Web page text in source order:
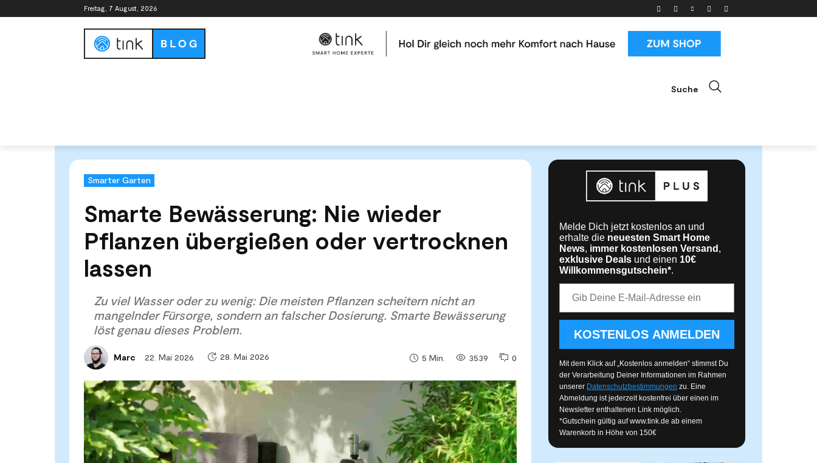
Freitag, 7 August, 2026
Suche
Smarter Garten
Smarte Bewässerung: Nie wieder
Pflanzen übergießen oder vertrocknen
lassen
Zu viel Wasser oder zu wenig: Die meisten Pflanzen scheitern nicht an
mangelnder Fürsorge, sondern an falscher Dosierung. Smarte Bewässerung
löst genau dieses Problem.
Marc 22. Mai 2026 28. Mai 2026 0
3539
5 Min.
Melde Dich jetzt kostenlos an und
erhalte die neuesten Smart Home
News, immer kostenlosen Versand ,
exklusive Deals und einen 10€
Willkommensgutschein*.
KOSTENLOS ANMELDEN
Mit dem Klick auf „Kostenlos anmelden“ stimmst Du
der Verarbeitung Deiner Informationen im Rahmen
unserer Datenschutzbestimmungen zu. Eine
Abmeldung ist jederzeit kostenfrei über einen im
Newsletter enthaltenen Link möglich.
*Gutschein gültig aufwww.tink.de ab einem
Warenkorb in Höhe von 150€